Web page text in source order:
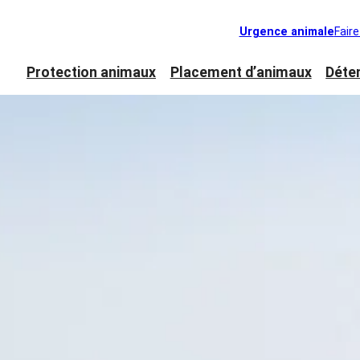
Urgence animale
Protection animaux Placement d’animaux